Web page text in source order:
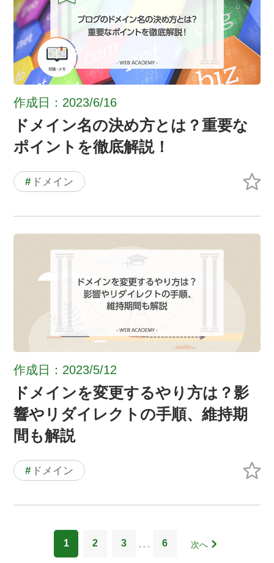
作成日：2023/6/16
ドメイン名の決め方とは？重要な
ポイントを徹底解説！
# ドメイン
作成日：2023/5/12
ドメインを変更するやり方は？影
響やリダイレクトの手順、維持期
間も解説
# ドメイン
1 2 3 … 6 次へ